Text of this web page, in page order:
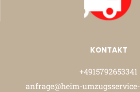
KONTAKT
+4915792653341
anfrage@heim-